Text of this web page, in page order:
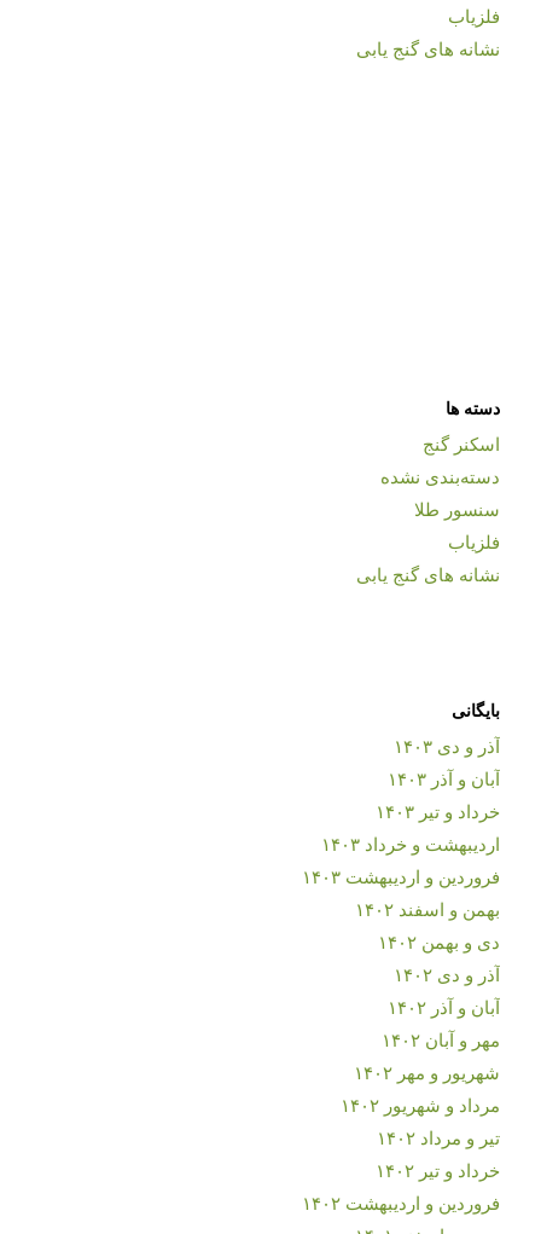
فلزیاب
نشانه های گنج یابی
دسته ها
اسکنر گنج
دسته‌بندی نشده
سنسور طلا
فلزیاب
نشانه های گنج یابی
بایگانی
آذر و دی ۱۴۰۳
آبان و آذر ۱۴۰۳
خرداد و تیر ۱۴۰۳
اردیبهشت و خرداد ۱۴۰۳
فروردین و اردیبهشت ۱۴۰۳
بهمن و اسفند ۱۴۰۲
دی و بهمن ۱۴۰۲
آذر و دی ۱۴۰۲
آبان و آذر ۱۴۰۲
مهر و آبان ۱۴۰۲
شهریور و مهر ۱۴۰۲
مرداد و شهریور ۱۴۰۲
تیر و مرداد ۱۴۰۲
خرداد و تیر ۱۴۰۲
فروردین و اردیبهشت ۱۴۰۲